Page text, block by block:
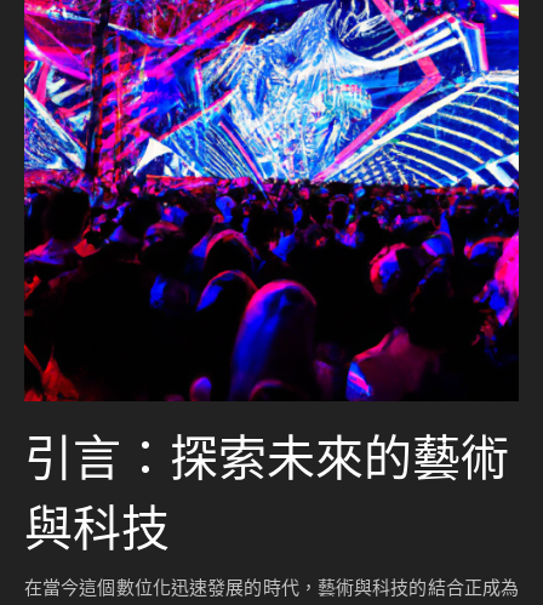
引言：探索未來的藝術
與科技
在當今這個數位化迅速發展的時代，藝術與科技的結合正成為